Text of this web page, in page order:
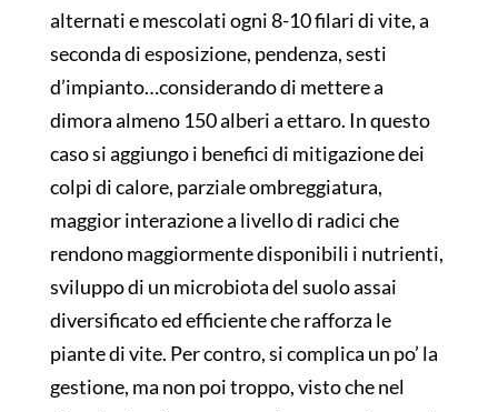
alternati e mescolati ogni 8-10 filari di vite, a
seconda di esposizione, pendenza, sesti
d’impianto…considerando di mettere a
dimora almeno 150 alberi a ettaro. In questo
caso si aggiungo i benefici di mitigazione dei
colpi di calore, parziale ombreggiatura,
maggior interazione a livello di radici che
rendono maggiormente disponibili i nutrienti,
sviluppo di un microbiota del suolo assai
diversificato ed efficiente che rafforza le
piante di vite. Per contro, si complica un po’ la
gestione, ma non poi troppo, visto che nel